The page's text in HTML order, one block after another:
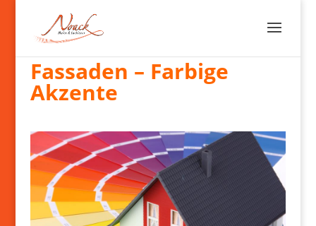
Fassaden – Farbige
Akzente